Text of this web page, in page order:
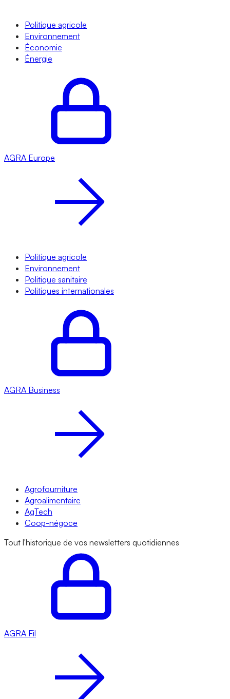
Politique agricole
Environnement
Économie
Énergie
AGRA Europe
Politique agricole
Environnement
Politique sanitaire
Politiques internationales
AGRA Business
Agrofourniture
Agroalimentaire
AgTech
Coop-négoce
Tout l'historique de vos newsletters quotidiennes
AGRA Fil